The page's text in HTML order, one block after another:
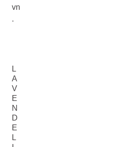
vn
.
L
A
V
E
N
D
E
L